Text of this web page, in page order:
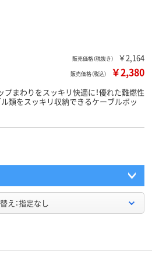
販売価格（税抜き） ￥2,164
販売価格（税込） ￥2,380
まわりをスッキリ快適に！優れた難燃性
類をスッキリ収納できるケーブルボッ
え：指定なし